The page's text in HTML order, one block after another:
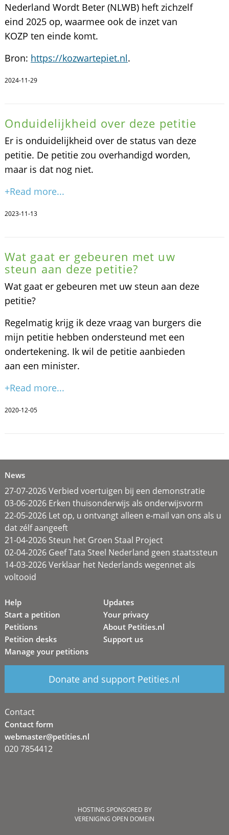
Nederland Wordt Beter (NLWB) heft zichzelf
eind 2025 op, waarmee ook de inzet van
KOZP ten einde komt.
Bron: https://kozwartepiet.nl.
2024-11-29
Onduidelijkheid over deze petitie
Er is onduidelijkheid over de status van deze
petitie. De petitie zou overhandigd worden,
maar is dat nog niet.
+Read more...
2023-11-13
Wat gaat er gebeuren met uw
steun aan deze petitie?
Wat gaat er gebeuren met uw steun aan deze
petitie?
Regelmatig krijg ik deze vraag van burgers die
mijn petitie hebben ondersteund met een
ondertekening. Ik wil de petitie aanbieden
aan een minister.
+Read more...
2020-12-05
News
27-07-2026 Verbied voertuigen bij een demonstratie
03-06-2026 Erken thuisonderwijs als onderwijsvorm
22-05-2026 Let op, u ontvangt alleen e-mail van ons als u
dat zélf aangeeft
21-04-2026 Steun het Groen Staal Project
02-04-2026 Geef Tata Steel Nederland geen staatssteun
14-03-2026 Verklaar het Nederlands wegennet als
voltooid
Help
Start a petition
Petitions
Petition desks
Manage your petitions
Updates
Your privacy
About Petities.nl
Support us
Donate and support Petities.nl
Contact
Contact form
webmaster@petities.nl
020 7854412
HOSTING SPONSORED BY
VERENIGING OPEN DOMEIN